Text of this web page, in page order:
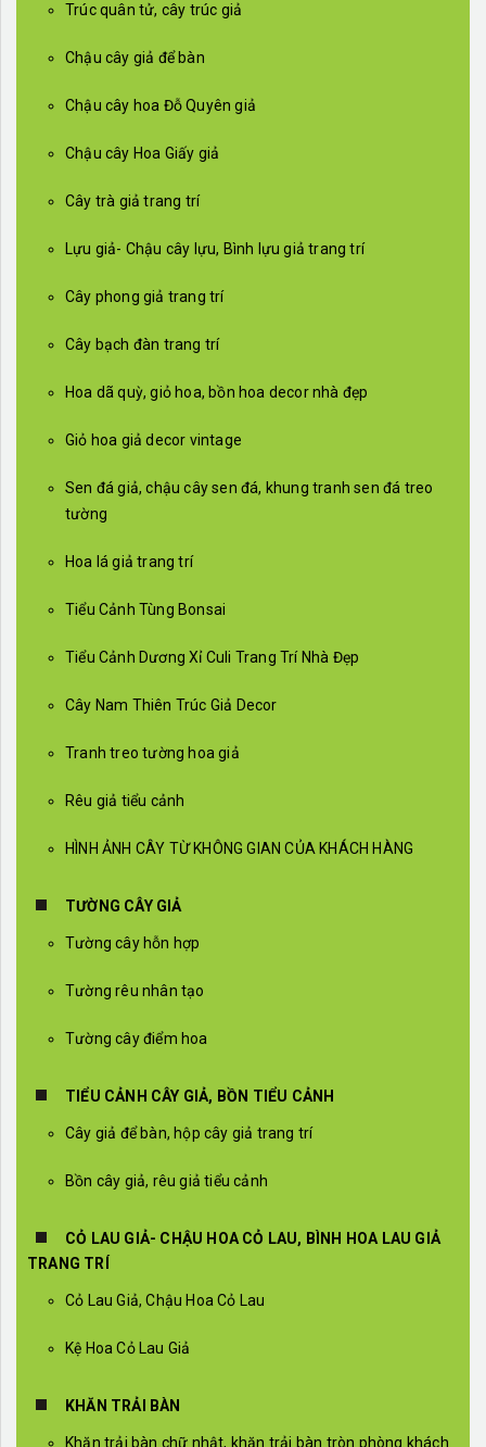
Trúc quân tử, cây trúc giả
Chậu cây giả để bàn
Chậu cây hoa Đỗ Quyên giả
Chậu cây Hoa Giấy giả
Cây trà giả trang trí
Lựu giả- Chậu cây lựu, Bình lựu giả trang trí
Cây phong giả trang trí
Cây bạch đàn trang trí
Hoa dã quỳ, giỏ hoa, bồn hoa decor nhà đẹp
Giỏ hoa giả decor vintage
Sen đá giả, chậu cây sen đá, khung tranh sen đá treo
tường
Hoa lá giả trang trí
Tiểu Cảnh Tùng Bonsai
Tiểu Cảnh Dương Xỉ Culi Trang Trí Nhà Đẹp
Cây Nam Thiên Trúc Giả Decor
Tranh treo tường hoa giả
Rêu giả tiểu cảnh
HÌNH ẢNH CÂY TỪ KHÔNG GIAN CỦA KHÁCH HÀNG
TƯỜNG CÂY GIẢ
Tường cây hỗn hợp
Tường rêu nhân tạo
Tường cây điểm hoa
TIỂU CẢNH CÂY GIẢ, BỒN TIỂU CẢNH
Cây giả để bàn, hộp cây giả trang trí
Bồn cây giả, rêu giả tiểu cảnh
CỎ LAU GIẢ- CHẬU HOA CỎ LAU, BÌNH HOA LAU GIẢ
TRANG TRÍ
Cỏ Lau Giả, Chậu Hoa Cỏ Lau
Kệ Hoa Cỏ Lau Giả
KHĂN TRẢI BÀN
Khăn trải bàn chữ nhật, khăn trải bàn tròn phòng khách